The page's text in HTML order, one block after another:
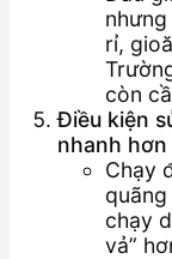
rỉ,
còn
Điều kiện
nhanh hơn
Chạy
chạy
vả”